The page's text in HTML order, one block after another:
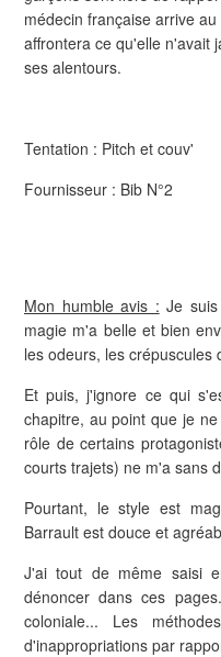
médecin française arrive
affrontera ce qu'elle n'avait
ses alentours.
Tentation : Pitch et couv'
Fournisseur : Bib N°2
Mon humble avis : Je
magie m'a belle et bien
les odeurs, les crépuscules
Et puis, j'ignore ce qui
chapitre, au point que je
rôle de certains
courts trajets) ne m'a sans
Pourtant, le style est
Barrault est douce et
J'ai tout de même saisi
dénoncer dans ces
coloniale... Les
d'inappropriations par